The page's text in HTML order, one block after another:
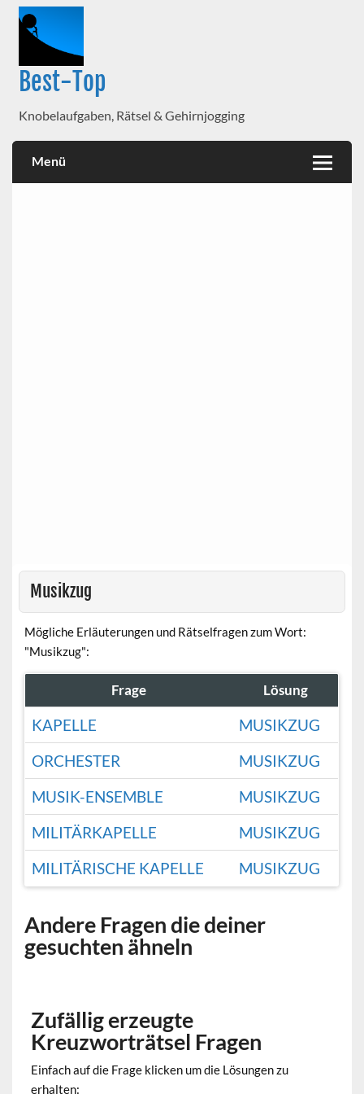
Best-Top
Knobelaufgaben, Rätsel & Gehirnjogging
Menü
Musikzug
Mögliche Erläuterungen und Rätselfragen zum Wort:
"Musikzug":
Frage Lösung
KAPELLE
MUSIKZUG
ORCHESTER
MUSIKZUG
MUSIK-ENSEMBLE
MUSIKZUG
MILITÄRKAPELLE
MUSIKZUG
MILITÄRISCHE KAPELLE
MUSIKZUG
Andere Fragen die deiner
gesuchten ähneln
Zufällig erzeugte
Kreuzworträtsel Fragen
Einfach auf die Frage klicken um die Lösungen zu
erhalten: